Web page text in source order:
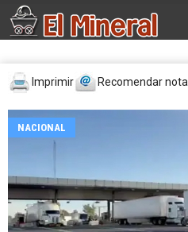
Imprimir Recomendar nota
NACIONAL